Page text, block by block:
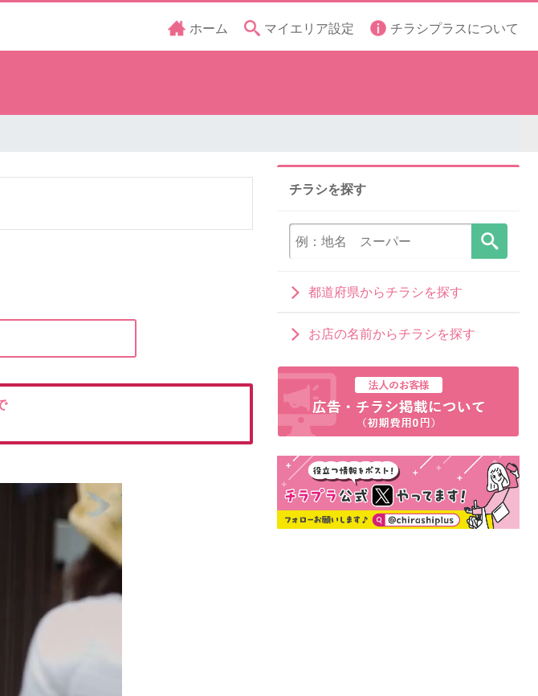
ホーム マイエリア設定 チラシプラスについて
チラシを探す
都道府県からチラシを探す
お店の名前からチラシを探す